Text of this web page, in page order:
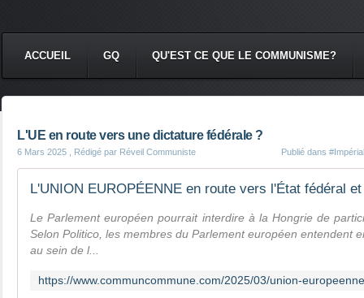
ACCUEIL GQ QU'EST CE QUE LE COMMUNISME?
L'UE en route vers une dictature fédérale ?
6 Mars 2025 , Rédigé par Réveil Communiste Publié dans
Le Parlement européen pourrait interdire à la Hongrie de
Selon Politico, les membres du Parlement européen entendent
au sein de l...